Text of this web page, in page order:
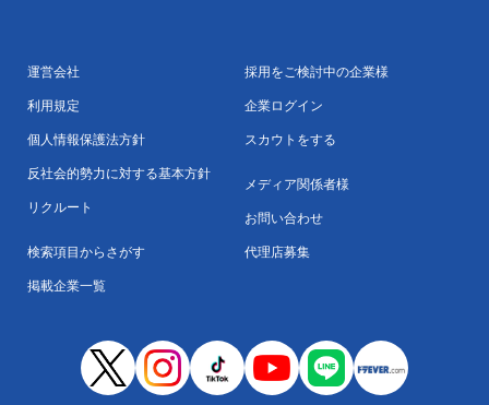
運営会社
利用規定
個人情報保護法方針
反社会的勢力に対する基本方針
リクルート
検索項目からさがす
掲載企業一覧
採用をご検討中の企業様
企業ログイン
スカウトをする
メディア関係者様
お問い合わせ
代理店募集